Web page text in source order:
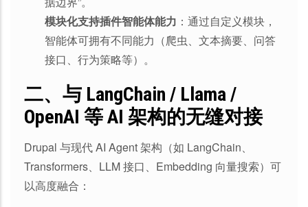
模块化支持插件智能体能力 ：通过自定义模块，
智能体可拥有不同能力（爬虫、文本摘要、问答
接口、行为策略等）。
二、与 LangChain / Llama /
OpenAI 等 AI 架构的无缝对接
Drupal 与现代 AI Agent 架构（如 LangChain、
Transformers、LLM 接口、Embedding 向量搜索）可
以高度融合：